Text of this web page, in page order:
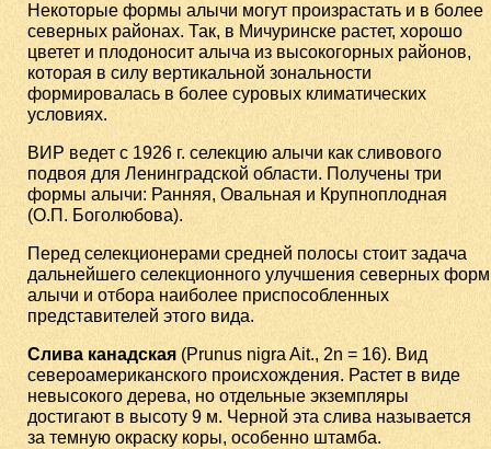
Некоторые формы алычи могут произрастать и в более
северных районах. Так, в Мичуринске растет, хорошо
цветет и плодоносит алыча из высокогорных районов,
которая в силу вертикальной зональности
формировалась в более суровых климатических
условиях.
ВИР ведет с 1926 г. селекцию алычи как сливового
подвоя для Ленинградской области. Получены три
формы алычи: Ранняя, Овальная и Крупноплодная
(О.П. Боголюбова).
Перед селекционерами средней полосы стоит задача
дальнейшего селекционного улучшения северных форм
алычи и отбора наиболее приспособленных
представителей этого вида.
Слива канадская(Prunus nigra Ait., 2n = 16). Вид
североамериканского происхождения. Растет в виде
невысокого дерева, но отдельные экземпляры
достигают в высоту 9 м. Черной эта слива называется
за темную окраску коры, особенно штамба.